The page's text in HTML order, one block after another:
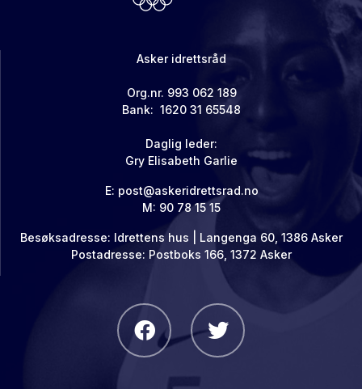
Asker idrettsråd
Org.nr. 993 062 189
Bank: 1620 31 65548
Daglig leder:
Gry Elisabeth Garlie
E: post@askeridrettsrad.no
M: 90 78 15 15
Besøksadresse: Idrettens hus | Langenga 60, 1386 Asker
Postadresse: Postboks 166, 1372 Asker